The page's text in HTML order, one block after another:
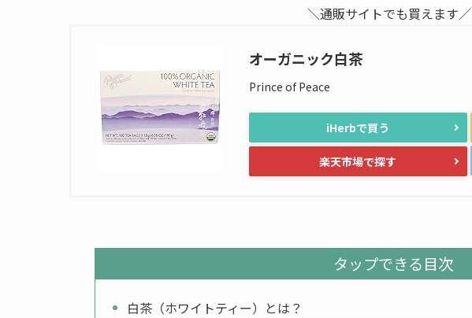
＼通販サイトでも買えます／
オーガニック白茶
Prince of Peace
楽天市場
iHerbで買う
タップできる目次
白茶（ホワイトティー）とは？